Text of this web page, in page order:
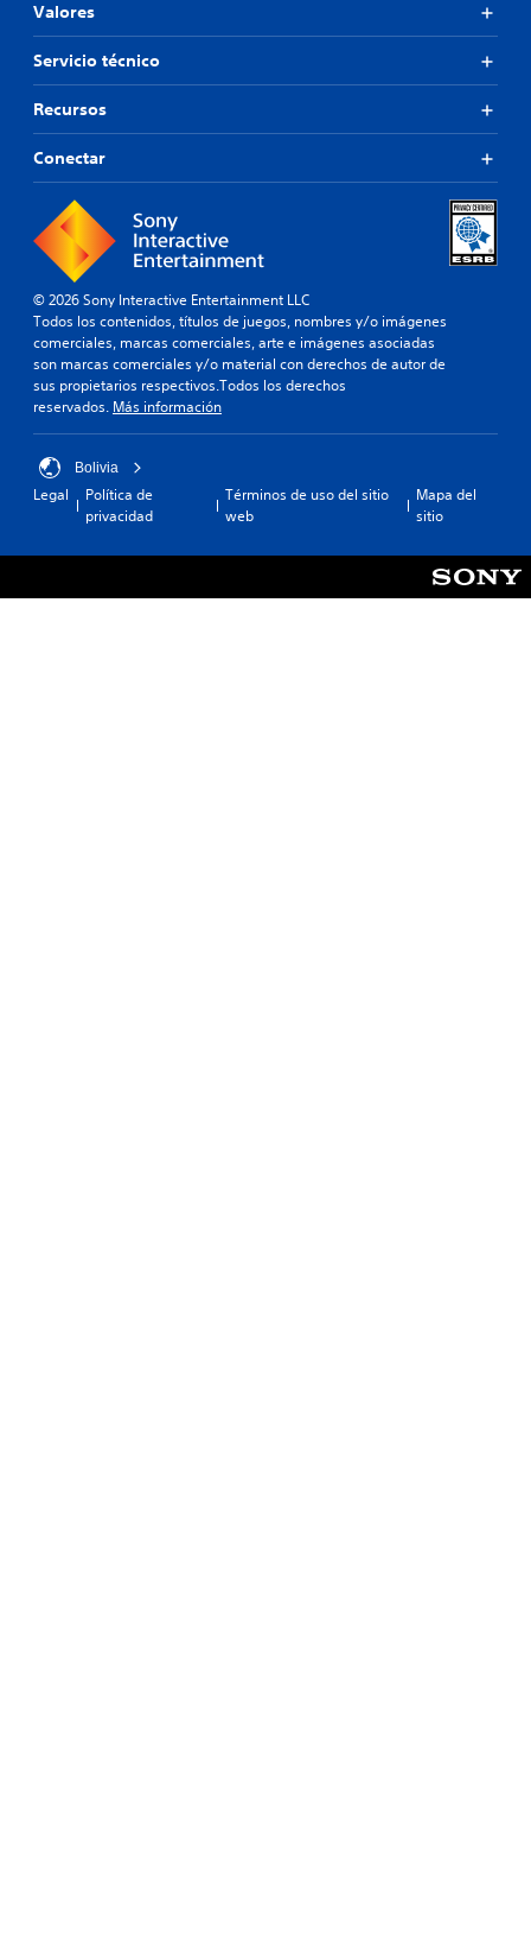
Valores
Servicio técnico
Recursos
Conectar
© 2026 Sony Interactive Entertainment LLC
Todos los contenidos, títulos de juegos, nombres y/o imágenes
comerciales, marcas comerciales, arte e imágenes asociadas
son marcas comerciales y/o material con derechos de autor de
sus propietarios respectivos.Todos los derechos
reservados. Más información
Bolivia
Legal
Política de
privacidad
Términos de uso del sitio
web
Mapa del
sitio